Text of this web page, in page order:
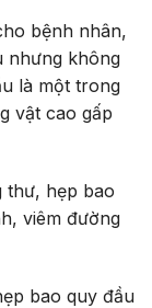
bệnh nhân,
nhưng không
là một trong
vật cao gấp
thư, hẹp bao
viêm đường
bao quy đầu